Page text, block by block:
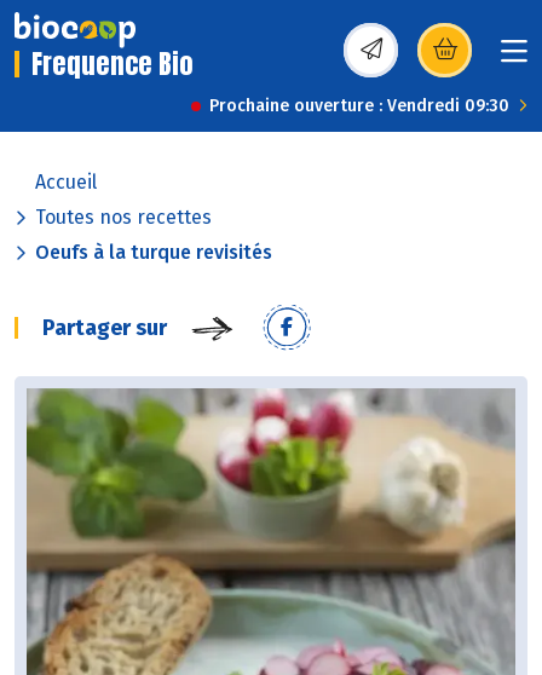
Frequence Bio (s’ouvre dans une
Prochaine ouverture : Vendredi 09:30
Accueil
Toutes nos recettes
Oeufs à la turque revisités
Partager sur